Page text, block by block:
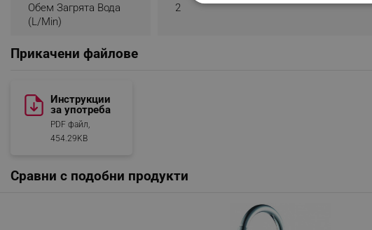
Обем Загрята Вода
(l/min)
2
Прикачени файлове
Инструкции
за употреба
PDF файл,
454.29KB
Сравни с подобни продукти
СТРОГО НЕОБХОДИМО
_nzm_nosubscribe_92166-7699